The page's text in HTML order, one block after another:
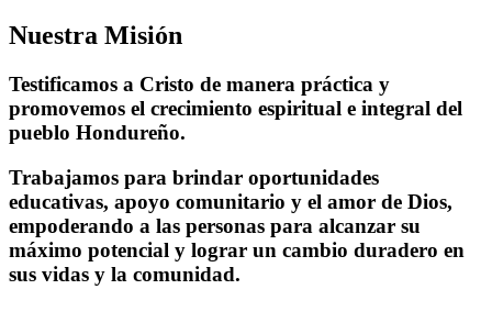
Nuestra Misión
Testificamos a Cristo de manera práctica y
promovemos el crecimiento espiritual e integral del
pueblo Hondureño.
Trabajamos para brindar oportunidades
educativas, apoyo comunitario y el amor de Dios,
empoderando a las personas para alcanzar su
máximo potencial y lograr un cambio duradero en
sus vidas y la comunidad.